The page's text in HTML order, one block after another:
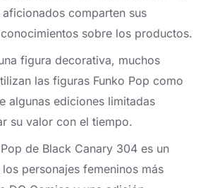
comparten sus
sobre los productos.
figura decorativa, muchos
las figuras Funko Pop como
algunas ediciones limitadas
su valor con el tiempo.
de Black Canary 304 es un
personajes femeninos más